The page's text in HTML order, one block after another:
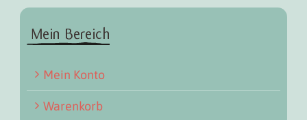
Mein Bereich
Mein Konto
Warenkorb